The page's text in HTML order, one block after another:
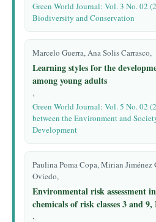
Green World Journal: Vol. 3 No. 02
Biodiversity and Conservation
Marcelo Guerra, Ana Solis Carrasco,
Learning styles for the
among young adults
,
Green World Journal: Vol. 5 No. 02
between the Environment and
Development
Paulina Poma Copa, Mirian Jiménez
Oviedo,
Environmental risk assessment
chemicals of risk classes 3 and
,